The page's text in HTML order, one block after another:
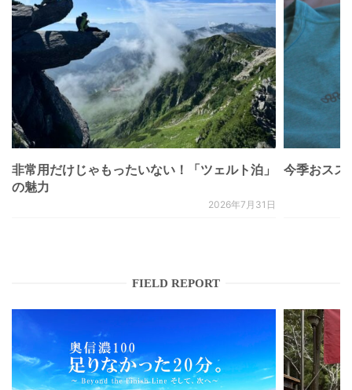
非常用だけじゃもったいない！「ツェルト泊」
の魅力
2026年7月31日
今季おスス
FIELD REPORT